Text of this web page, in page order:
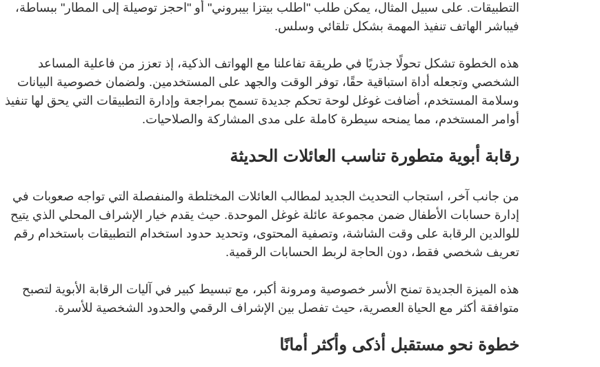
التطبيقات. على سبيل المثال، يمكن طلب "اطلب بيتزا بيبروني" أو "احجز توصيلة إلى المطار" ببساطة،
فيباشر الهاتف تنفيذ المهمة بشكل تلقائي وسلس.
هذه الخطوة تشكل تحولًا جذريًا في طريقة تفاعلنا مع الهواتف الذكية، إذ تعزز من فاعلية المساعد
الشخصي وتجعله أداة استباقية حقًا، توفر الوقت والجهد على المستخدمين. ولضمان خصوصية البيانات
وسلامة المستخدم، أضافت غوغل لوحة تحكم جديدة تسمح بمراجعة وإدارة التطبيقات التي يحق لها تنفيذ
أوامر المستخدم، مما يمنحه سيطرة كاملة على مدى المشاركة والصلاحيات.
رقابة أبوية متطورة تناسب العائلات الحديثة
من جانب آخر، استجاب التحديث الجديد لمطالب العائلات المختلطة والمنفصلة التي تواجه صعوبات في
إدارة حسابات الأطفال ضمن مجموعة عائلة غوغل الموحدة. حيث يقدم خيار الإشراف المحلي الذي يتيح
للوالدين الرقابة على وقت الشاشة، وتصفية المحتوى، وتحديد حدود استخدام التطبيقات باستخدام رقم
تعريف شخصي فقط، دون الحاجة لربط الحسابات الرقمية.
هذه الميزة الجديدة تمنح الأسر خصوصية ومرونة أكبر، مع تبسيط كبير في آليات الرقابة الأبوية لتصبح
متوافقة أكثر مع الحياة العصرية، حيث تفصل بين الإشراف الرقمي والحدود الشخصية للأسرة.
خطوة نحو مستقبل أذكى وأكثر أمانًا